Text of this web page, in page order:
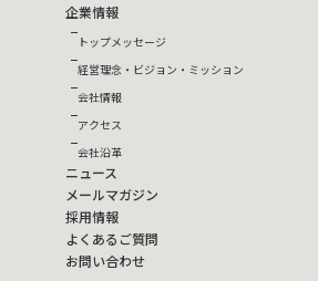
企業情報
トップメッセージ
経営理念・ビジョン・ミッション
会社情報
アクセス
会社沿革
ニュース
メールマガジン
採用情報
よくあるご質問
お問い合わせ